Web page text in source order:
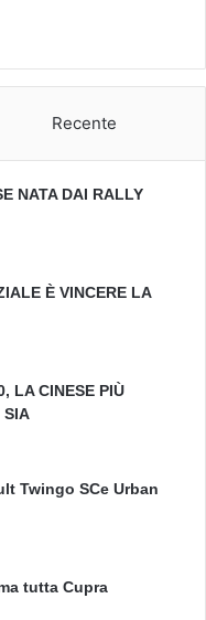
Recente
NATA DAI RALLY
È VINCERE LA
LA CINESE PIÙ
SIA
Twingo SCe Urban
tutta Cupra